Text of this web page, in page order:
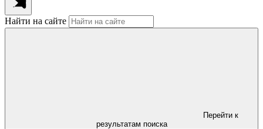
Найти на сайте
Перейти к
результатам поиска